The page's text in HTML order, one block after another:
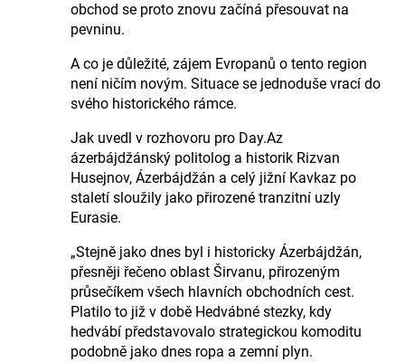
obchod se proto znovu začíná přesouvat na
pevninu.
A co je důležité, zájem Evropanů o tento region
není ničím novým. Situace se jednoduše vrací do
svého historického rámce.
Jak uvedl v rozhovoru pro Day.Az
ázerbájdžánský politolog a historik Rizvan
Husejnov, Ázerbájdžán a celý jižní Kavkaz po
staletí sloužily jako přirozené tranzitní uzly
Eurasie.
„Stejně jako dnes byl i historicky Ázerbájdžán,
přesněji řečeno oblast Širvanu, přirozeným
průsečíkem všech hlavních obchodních cest.
Platilo to již v době Hedvábné stezky, kdy
hedvábí představovalo strategickou komoditu
podobně jako dnes ropa a zemní plyn.